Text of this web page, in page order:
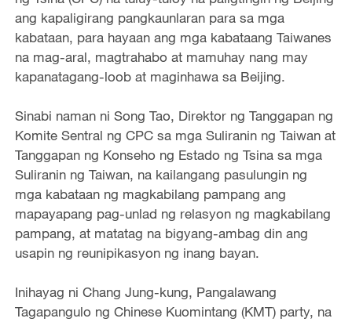
ang kapaligirang pangkaunlaran para sa mga
kabataan, para hayaan ang mga kabataang Taiwanes
na mag-aral, magtrahabo at mamuhay nang may
kapanatagang-loob at maginhawa sa Beijing.
Sinabi naman ni Song Tao, Direktor ng Tanggapan ng
Komite Sentral ng CPC sa mga Suliranin ng Taiwan at
Tanggapan ng Konseho ng Estado ng Tsina sa mga
Suliranin ng Taiwan, na kailangang pasulungin ng
mga kabataan ng magkabilang pampang ang
mapayapang pag-unlad ng relasyon ng magkabilang
pampang, at matatag na bigyang-ambag din ang
usapin ng reunipikasyon ng inang bayan.
Inihayag ni Chang Jung-kung, Pangalawang
Tagapangulo ng Chinese Kuomintang (KMT) party, na